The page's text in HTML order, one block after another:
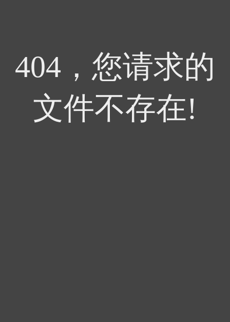
404，您请求的
文件不存在!